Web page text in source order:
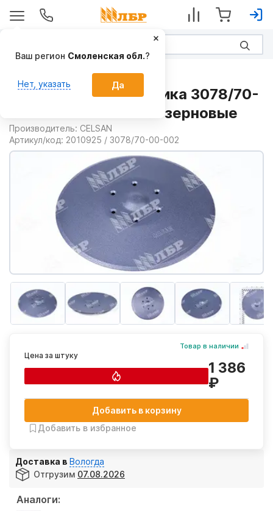
Диск 300x3мм сошника 3078/70-
00-002ce на Сеялки зерновые
Производитель: CELSAN
Артикул/код: 2010925 / 3078/70-00-002
Аналоги:
Товар в наличии
Цена за штуку
1 386
₽
Добавить в корзину
Добавить в избранное
Доставка в Вологда
Отгрузим 07.08.2026
Ваш регион Смоленская обл.?
Нет, указать Да